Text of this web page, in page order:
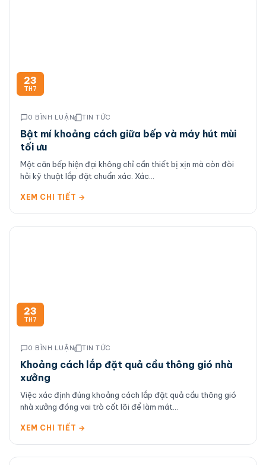
23
TH7
0 BÌNH LUẬN TIN TỨC
Bật mí khoảng cách giữa bếp và máy hút mùi
tối ưu
Một căn bếp hiện đại không chỉ cần thiết bị xịn mà còn đòi
hỏi kỹ thuật lắp đặt chuẩn xác. Xác...
XEM CHI TIẾT →
23
TH7
0 BÌNH LUẬN TIN TỨC
Khoảng cách lắp đặt quả cầu thông gió nhà
xưởng
Việc xác định đúng khoảng cách lắp đặt quả cầu thông gió
nhà xưởng đóng vai trò cốt lõi để làm mát...
XEM CHI TIẾT →